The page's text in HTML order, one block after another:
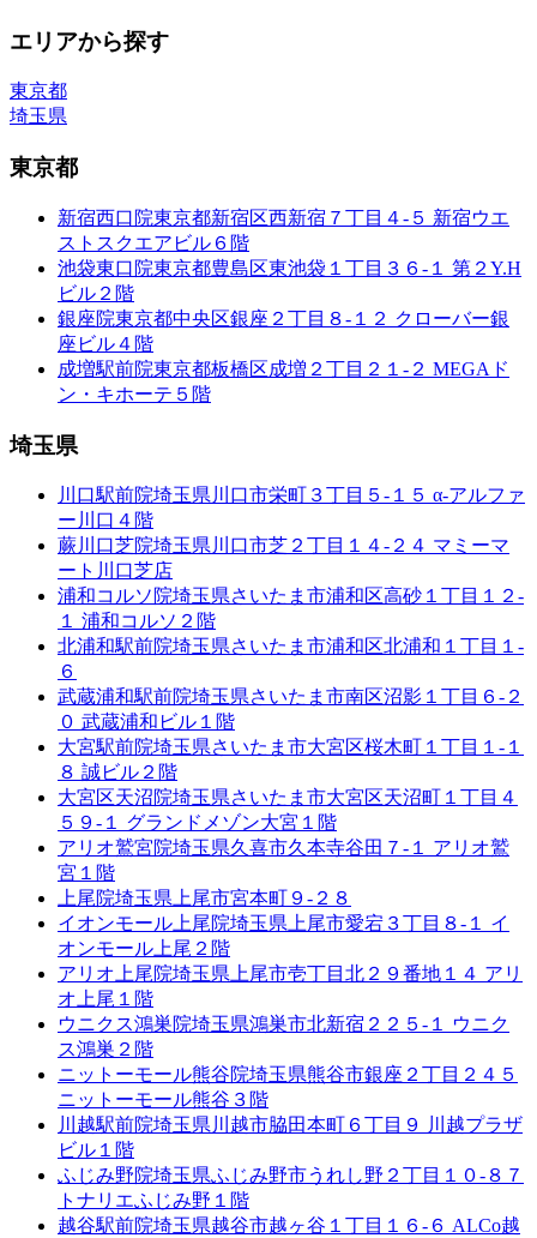
エリアから探す
東京都
埼玉県
東京都
新宿西口院東京都新宿区西新宿７丁目４-５ 新宿ウエ
ストスクエアビル６階
池袋東口院東京都豊島区東池袋１丁目３６-１ 第２Y.H
ビル２階
銀座院東京都中央区銀座２丁目８-１２ クローバー銀
座ビル４階
成増駅前院東京都板橋区成増２丁目２１-２ MEGAド
ン・キホーテ５階
埼玉県
川口駅前院埼玉県川口市栄町３丁目５-１５ α-アルファ
ー川口４階
蕨川口芝院埼玉県川口市芝２丁目１４-２４ マミーマ
ート川口芝店
浦和コルソ院埼玉県さいたま市浦和区高砂１丁目１２-
１ 浦和コルソ２階
北浦和駅前院埼玉県さいたま市浦和区北浦和１丁目１-
６
武蔵浦和駅前院埼玉県さいたま市南区沼影１丁目６-２
０ 武蔵浦和ビル１階
大宮駅前院埼玉県さいたま市大宮区桜木町１丁目１-１
８ 誠ビル２階
大宮区天沼院埼玉県さいたま市大宮区天沼町１丁目４
５９-１ グランドメゾン大宮１階
アリオ鷲宮院埼玉県久喜市久本寺谷田７-１ アリオ鷲
宮１階
上尾院埼玉県上尾市宮本町９-２８
イオンモール上尾院埼玉県上尾市愛宕３丁目８-１ イ
オンモール上尾２階
アリオ上尾院埼玉県上尾市壱丁目北２９番地１４ アリ
オ上尾１階
ウニクス鴻巣院埼玉県鴻巣市北新宿２２５-１ ウニク
ス鴻巣２階
ニットーモール熊谷院埼玉県熊谷市銀座２丁目２４５
ニットーモール熊谷３階
川越駅前院埼玉県川越市脇田本町６丁目９ 川越プラザ
ビル１階
ふじみ野院埼玉県ふじみ野市うれし野２丁目１０-８７
トナリエふじみ野１階
越谷駅前院埼玉県越谷市越ヶ谷１丁目１６-６ ALCo越